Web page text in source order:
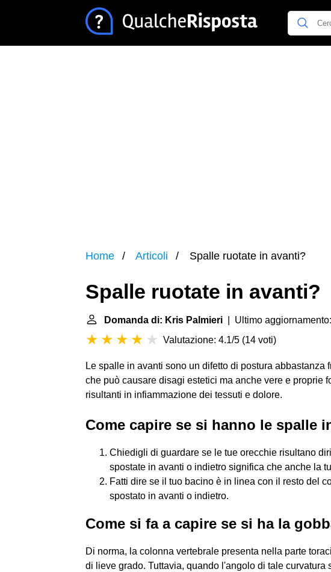
Home Articoli Spalle ruotate in avanti?
Spalle ruotate in avanti?
Domanda di: Kris Palmieri | Ultimo
Valutazione: 4.1/5 (14 voti)
Le spalle in avanti sono un difetto di postura
che può causare disagi estetici ma anche vere e proprie
risultanti in infiammazione dei tessuti e dolore.
Come capire se si hanno le spalle
Chiedigli di guardare se le tue orecchie risultano
spostate in avanti o indietro significa che anche la
Fatti dire se il tuo bacino è in linea con il resto del
spostato in avanti o indietro.
Come si fa a capire se si ha la
Di norma, la colonna vertebrale presenta nella parte
di lieve grado. Tuttavia, quando l'angolo di tale curvatura